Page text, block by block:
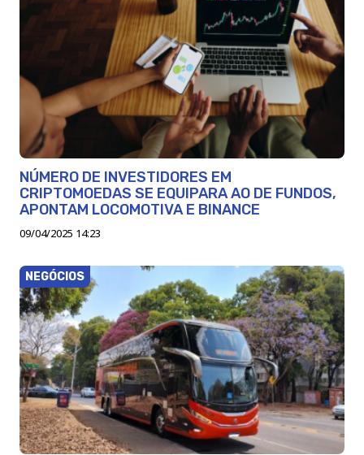
NÚMERO DE INVESTIDORES EM
CRIPTOMOEDAS SE EQUIPARA AO DE FUNDOS,
APONTAM LOCOMOTIVA E BINANCE
09/04/2025 14:23
NEGÓCIOS